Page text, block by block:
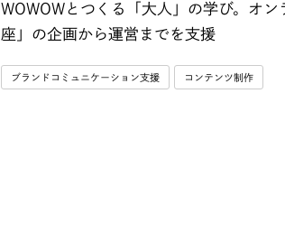
WOWOWとつくる「大人」の学び。オ
座」の企画から運営までを支援
ブランドコミュニケーション支援 コンテンツ制作